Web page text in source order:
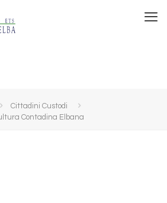
Cittadini Custodi
Contadina Elbana